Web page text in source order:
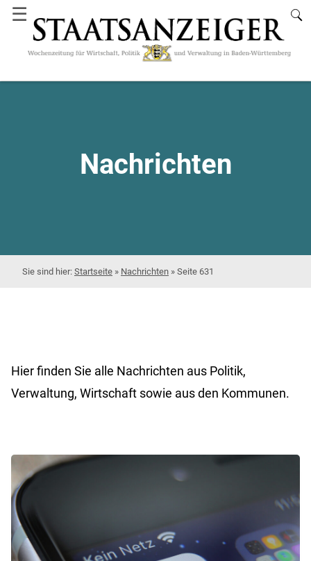
☰
Nachrichten
Startseite » Nachrichten » Seite 631
Hier finden Sie alle Nachrichten aus Politik,
Verwaltung, Wirtschaft sowie aus den Kommunen.